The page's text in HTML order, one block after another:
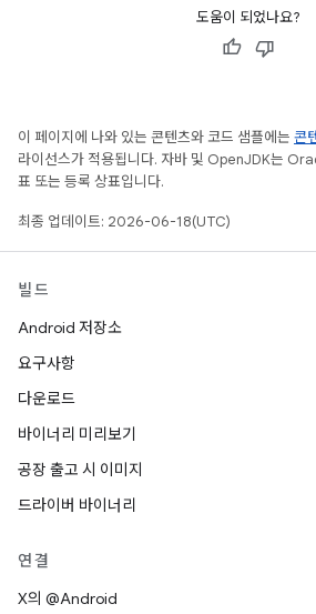
도움이 되었나요?
이 페이지에 나와 있는 콘텐츠와 코드 샘플에는 콘
라이선스가 적용됩니다. 자바 및 OpenJDK는
표 또는 등록 상표입니다.
최종 업데이트: 2026-06-18(UTC)
빌드
Android 저장소
요구사항
다운로드
바이너리 미리보기
공장 출고 시 이미지
드라이버 바이너리
연결
X의 @Android